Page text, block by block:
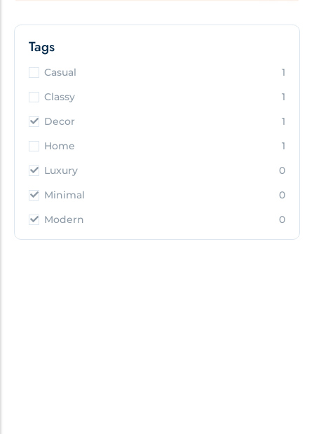
Tags
Casual
1
Classy
1
Decor
1
Home
1
Luxury
0
Minimal
0
Modern
0